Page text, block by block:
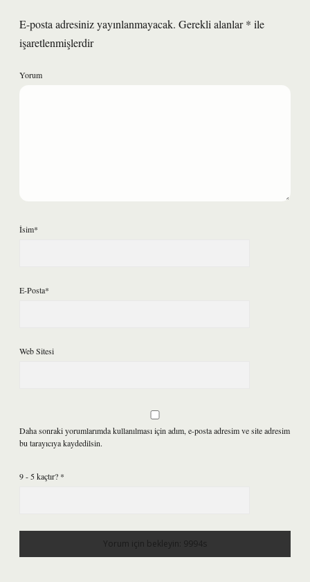
E-posta adresiniz yayınlanmayacak. Gerekli alanlar* ile
işaretlenmişlerdir
Yorum
İsim*
E-Posta*
Web Sitesi
Daha sonraki yorumlarımda kullanılması için adım, e-posta adresim ve site adresim
bu tarayıcıya kaydedilsin.
9 - 5 kaçtır? *